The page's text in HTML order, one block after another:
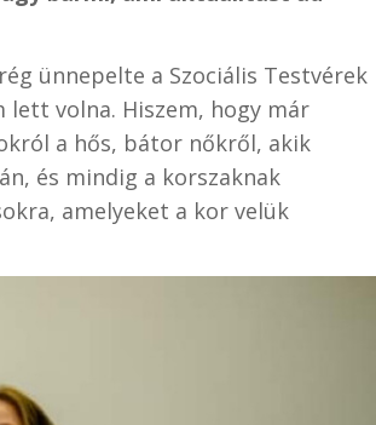
ünnepelte a Szociális Testvérek
lett volna. Hiszem, hogy már
a hős, bátor nőkről, akik
és mindig a korszaknak
amelyeket a kor velük